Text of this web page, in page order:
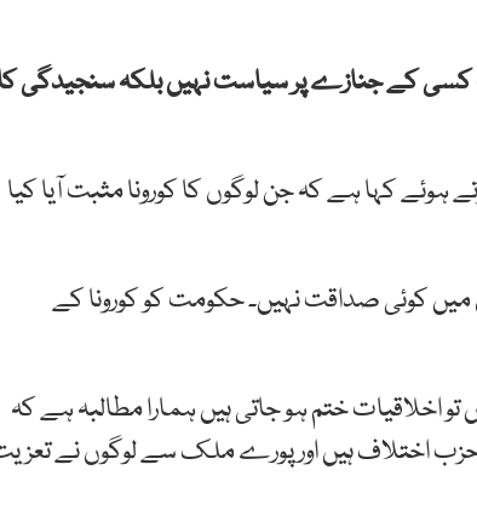
کسی کے جنازے پر سیاست نہیں بلکہ سنجیدگی
کہا ہے کہ جن لوگوں کا کورونا مثبت آیا کیا
کوئی صداقت نہیں۔ حکومت کو کورونا کے
اخلاقیات ختم ہو جاتی ہیں ہمارا مطالبہ ہے کہ
حزب اختلاف ہیں اور پورے ملک سے لوگوں نے